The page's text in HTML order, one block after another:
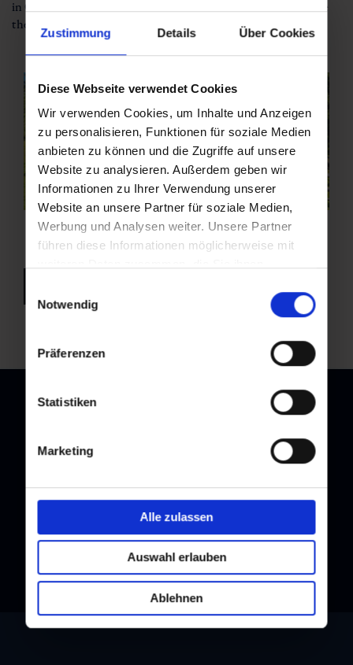
Zustimmung Details Über Cookies
Diese Webseite verwendet Cookies
Wir verwenden Cookies, um Inhalte und Anzeigen
zu personalisieren, Funktionen für soziale Medien
anbieten zu können und die Zugriffe auf unsere
Website zu analysieren. Außerdem geben wir
Informationen zu Ihrer Verwendung unserer
Website an unsere Partner für soziale Medien,
Werbung und Analysen weiter. Unsere Partner
führen diese Informationen möglicherweise mit
Nutzung der Dienste gesammelt haben.
Notwendig
Präferenzen
Statistiken
Marketing
Alle zulassen
Auswahl erlauben
Ablehnen
in Grossarl. Return by bus to St. Johann/Pongau and then take
the train back to Dorfgastein.